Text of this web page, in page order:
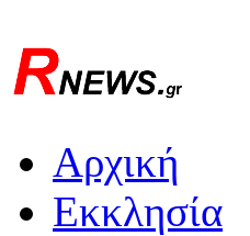
Αρχική
Εκκλησία